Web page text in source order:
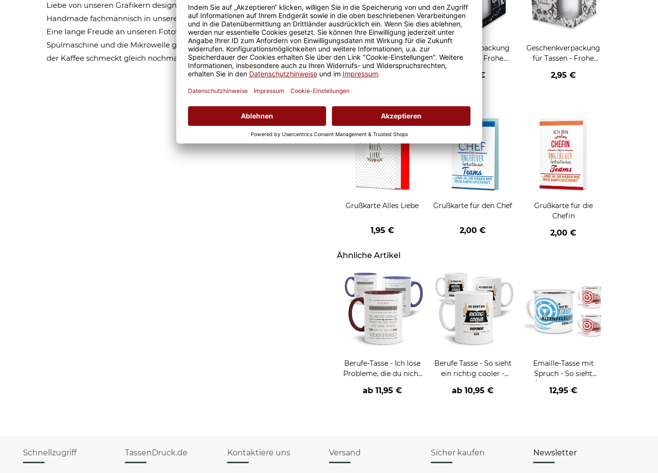
Liebe von unseren Grafikern designt. Mit viel Erfahrung werden sie
Handmade fachmännisch in unserer hauseigenen Produktion bedruckt.
Eine lange Freude an unseren Fototassen und Motivtassen, die auch für die
Spülmaschine und die Mikrowelle geeignet sind, ist somit garantiert und
der Kaffee schmeckt gleich nochmal so gut. Egal ob zuhause oder im Büro.
Geschenkverpackung
für Tassen - Frohe
Weihnachten - HO HO
HO - rot
2,95 €
Geschenkverpackung
für Tassen - Frohe
Weihnachten - HO HO
HO - schwarz
2,95 €
Geschenkverpackung
für Tassen - Frohe
2,95 €
Grußkarten zum Verschenken
Grußkarte Alles Liebe
1,95 €
Grußkarte für den Chef
2,00 €
Grußkarte für die
Chefin
2,00 €
Ähnliche Artikel
Berufe-Tasse - Ich löse
Probleme, die du nicht
verschiedene Berufe
ab 11,95 €
Berufe Tasse - So sieht
ein richtig cooler -
ab10,95 €
Emaille-Tasse mit
Spruch - So sieht
- aus
12,95 €
Schnellzugriff TassenDruck.de Kontaktiere uns Versand Sicher kaufen Newsletter